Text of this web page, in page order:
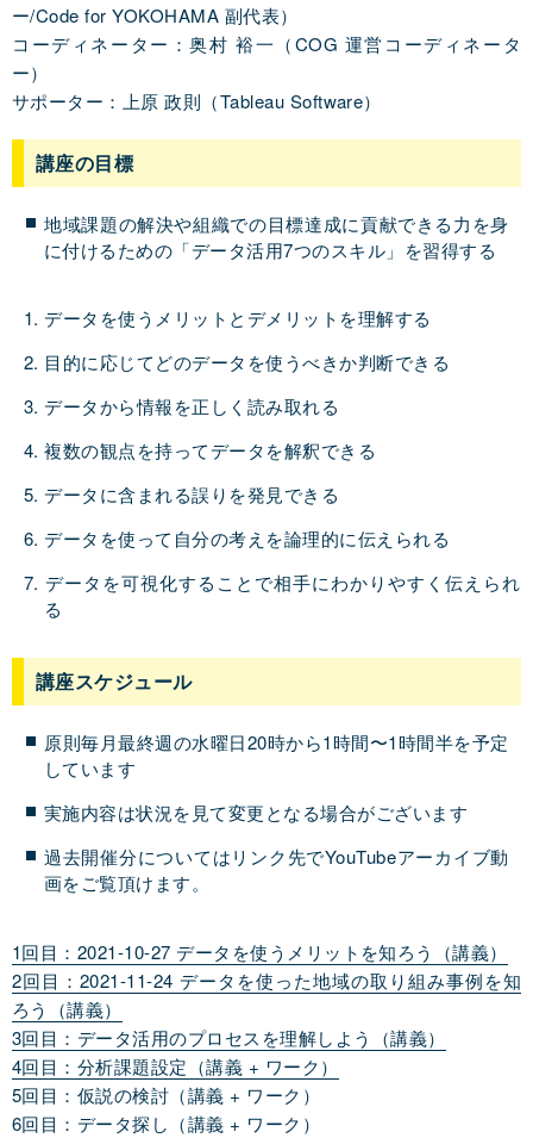
ー/Code for YOKOHAMA 副代表）
コーディネーター：奥村 裕一（COG 運営コーディネータ
ー）
サポーター：上原 政則（Tableau Software）
講座の目標
地域課題の解決や組織での目標達成に貢献できる力を身
に付けるための「データ活用7つのスキル」を習得する
データを使うメリットとデメリットを理解する
目的に応じてどのデータを使うべきか判断できる
データから情報を正しく読み取れる
複数の観点を持ってデータを解釈できる
データに含まれる誤りを発見できる
データを使って自分の考えを論理的に伝えられる
データを可視化することで相手にわかりやすく伝えられ
る
講座スケジュール
原則毎月最終週の水曜日20時から1時間〜1時間半を予定
しています
実施内容は状況を見て変更となる場合がございます
過去開催分についてはリンク先でYouTubeアーカイブ動
画をご覧頂けます。
1回目：2021-10-27 データを使うメリットを知ろう（講義）
2回目：2021-11-24 データを使った地域の取り組み事例を知
ろう（講義）
3回目：データ活用のプロセスを理解しよう（講義）
4回目：分析課題設定（講義 + ワーク）
5回目：仮説の検討（講義 + ワーク）
6回目：データ探し（講義 + ワーク）